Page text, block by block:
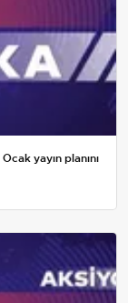
yayın planını